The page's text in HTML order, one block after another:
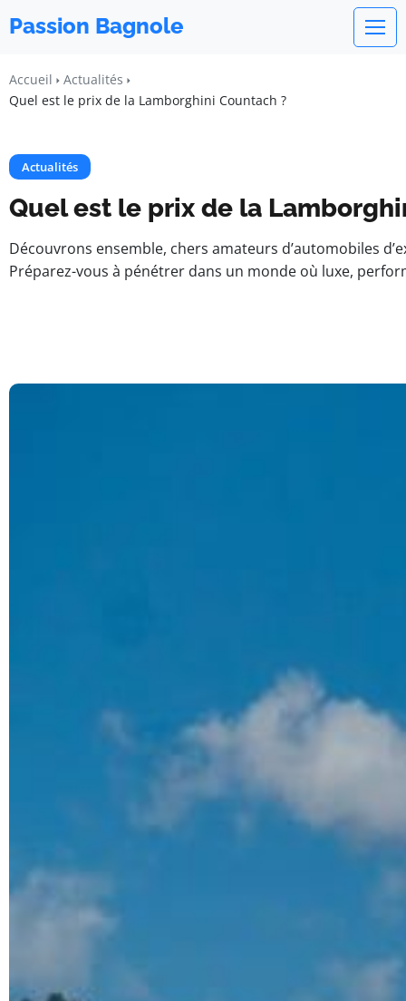
Passion Bagnole
Accueil
Actualités
Quel est le prix de la Lamborghini Countach ?
Actualités
Quel est le prix de la
Découvrons ensemble, chers amateurs d’automobiles
Préparez-vous à pénétrer dans un monde où luxe,